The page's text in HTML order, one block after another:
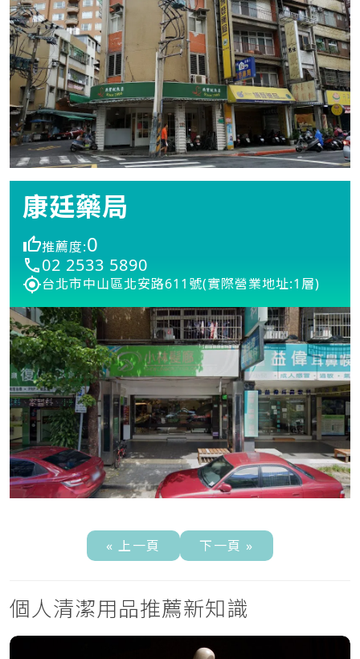
康廷藥局
推薦度:0
02 2533 5890
台北市中山區北安路611號(實際營業地址:1層)
« 上一頁 下一頁 »
個人清潔用品推薦新知識